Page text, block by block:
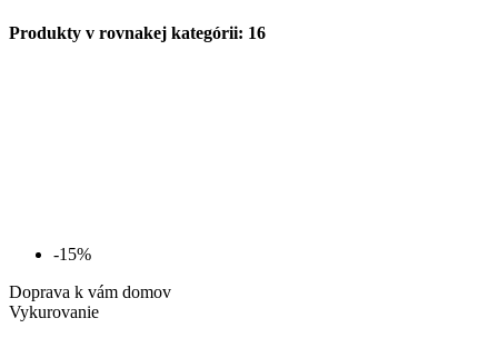
Produkty v rovnakej kategórii: 16
-15%
Doprava k vám domov
Vykurovanie